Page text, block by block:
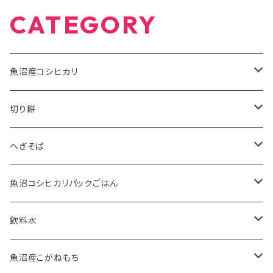
CATEGORY
魚沼産コシヒカリ
有機米JAS
5kg
10kg
特別栽培米
2kg
5kg
切り餅
魚沼産こがねもち有機JAS認証米
魚沼産こがねもち特別栽培米
へぎそば
苗場そば
ふのりそば
魚沼コシヒカリパックごはん
有機JAS認証米
特別栽培米
飲料水
お水
魚沼産こがねもち